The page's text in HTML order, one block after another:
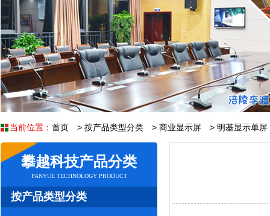
当前位置： 首页 > 按产品类型分类 > 商业显示屏 > 明基显示单屏
攀越科技产品分类
PANYUE TECHNOLOGY PRODUCT
按产品类型分类